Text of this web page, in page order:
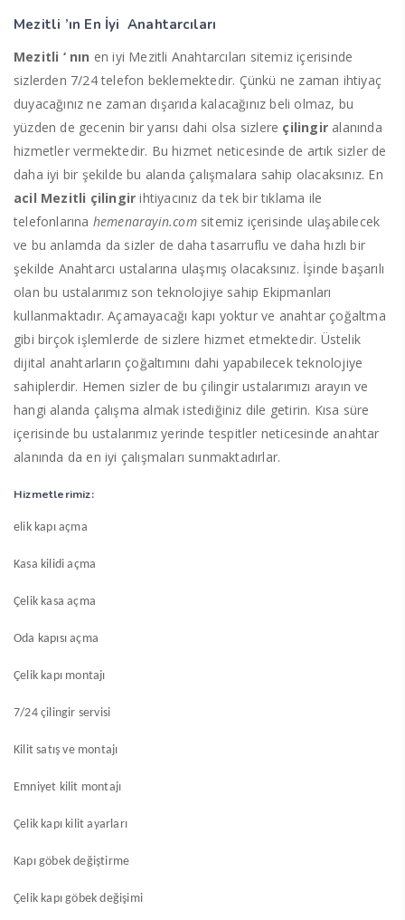
Mezitli ’ın En İyi Anahtarcıları
Mezitli ‘ nın en iyi Mezitli Anahtarcıları sitemiz içerisinde
sizlerden 7/24 telefon beklemektedir. Çünkü ne zaman ihtiyaç
duyacağınız ne zaman dışarıda kalacağınız beli olmaz, bu
yüzden de gecenin bir yarısı dahi olsa sizlere çilingir alanında
hizmetler vermektedir. Bu hizmet neticesinde de artık sizler de
daha iyi bir şekilde bu alanda çalışmalara sahip olacaksınız. En
acil Mezitli çilingir ihtiyacınız da tek bir tıklama ile
telefonlarına hemenarayin.comsitemiz içerisinde ulaşabilecek
ve bu anlamda da sizler de daha tasarruflu ve daha hızlı bir
şekilde Anahtarcı ustalarına ulaşmış olacaksınız. İşinde başarılı
olan bu ustalarımız son teknolojiye sahip Ekipmanları
kullanmaktadır. Açamayacağı kapı yoktur ve anahtar çoğaltma
gibi birçok işlemlerde de sizlere hizmet etmektedir. Üstelik
dijital anahtarların çoğaltımını dahi yapabilecek teknolojiye
sahiplerdir. Hemen sizler de bu çilingir ustalarımızı arayın ve
hangi alanda çalışma almak istediğiniz dile getirin. Kısa süre
içerisinde bu ustalarımız yerinde tespitler neticesinde anahtar
alanında da en iyi çalışmaları sunmaktadırlar.
Hizmetlerimiz:
elik kapı açma
Kasa kilidi açma
Çelik kasa açma
Oda kapısı açma
Çelik kapı montajı
7/24 çilingir servisi
Kilit satış ve montajı
Emniyet kilit montajı
Çelik kapı kilit ayarları
Kapı göbek değiştirme
Çelik kapı göbek değişimi